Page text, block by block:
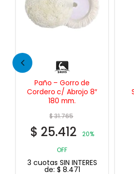
Protector de
Subcarrocerias al
Agua 1 Lt.